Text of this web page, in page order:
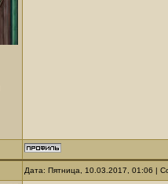
Дата: Пятница, 10.03.2017, 01:06 |